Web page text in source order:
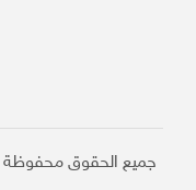
جميع الحقوق محفوظة لـ